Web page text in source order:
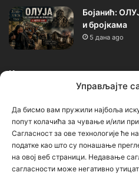
Управљајте
Да бисмо вам пружили најбоља
попут колачића за чување и/или
Сагласност за ове технологије ће
податке као што су понашање
на овој веб страници. Недавање
сагласности може негативно
Бојанић:
и бројкама
5 дана ago
Календар
август
П У С Ч